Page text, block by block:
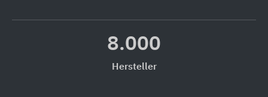
8.000
Hersteller